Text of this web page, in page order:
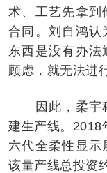
术、工艺先拿到
合同。刘自鸿认
东西是没有办法
顾虑，就无法进
因此，柔宇科
建生产线。2018
六代全柔性显示
该量产线总投资